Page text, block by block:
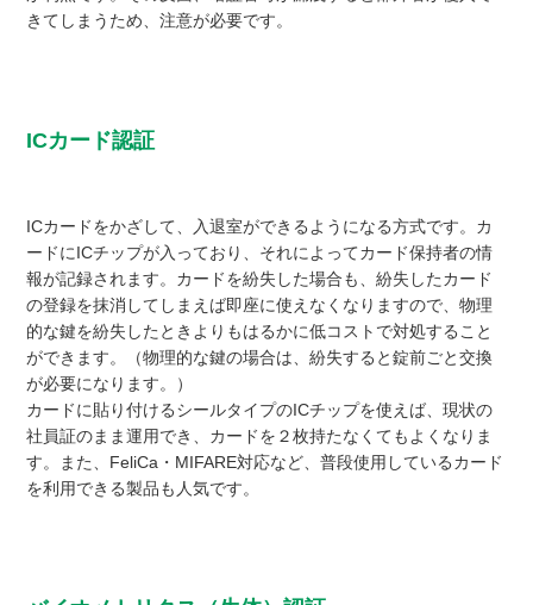
きてしまうため、注意が必要です。
ICカード認証
ICカードをかざして、入退室ができるようになる方式です。カ
ードにICチップが入っており、それによってカード保持者の情
報が記録されます。カードを紛失した場合も、紛失したカード
の登録を抹消してしまえば即座に使えなくなりますので、物理
的な鍵を紛失したときよりもはるかに低コストで対処すること
ができます。（物理的な鍵の場合は、紛失すると錠前ごと交換
が必要になります。）
カードに貼り付けるシールタイプのICチップを使えば、現状の
社員証のまま運用でき、カードを２枚持たなくてもよくなりま
す。また、FeliCa・MIFARE対応など、普段使用しているカード
を利用できる製品も人気です。